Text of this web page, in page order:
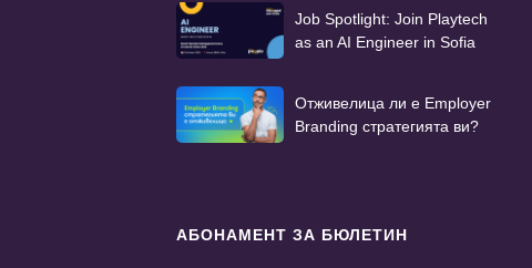
Job Spotlight: Join Playtech
as an AI Engineer in Sofia
Отживелица ли е Employer
Branding стратегията ви?
АБОНАМЕНТ ЗА БЮЛЕТИН